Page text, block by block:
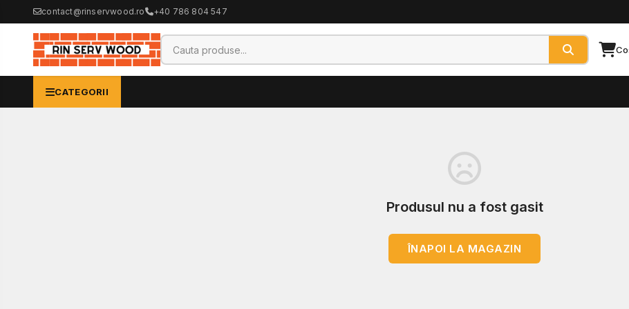
contact@rinservwood.ro +40 786 804 547
CATEGORII
Produsul nu a fost gasit
ÎNAPOI LA MAGAZIN